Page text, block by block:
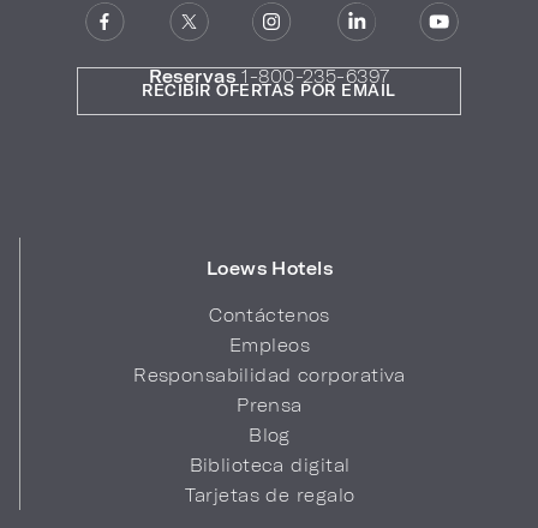
Reservas 1-800-235-6397
Loews Hotels
Contáctenos
Empleos
Responsabilidad corporativa
Prensa
Blog
Biblioteca digital
Tarjetas de regalo
RECIBIR OFERTAS POR EMAIL